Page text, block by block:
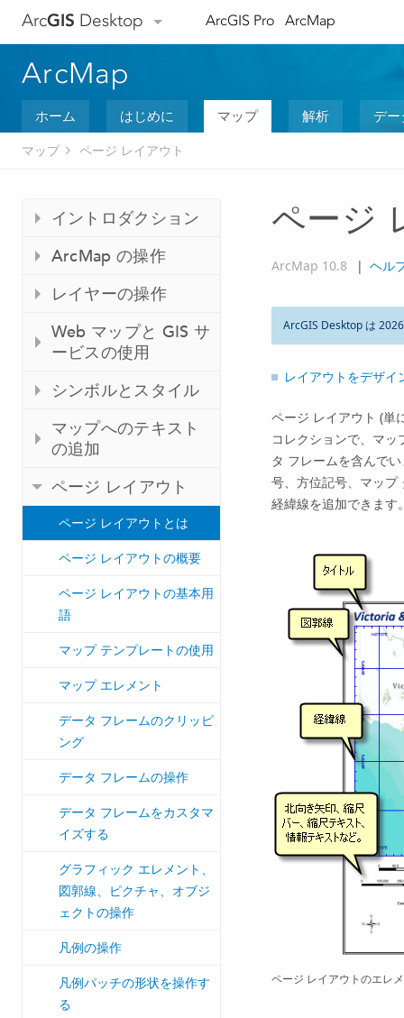
ArcGIS Desktop ArcGIS Pro ArcMap
ArcMap
ホーム はじめに マップ 解析 デ
マップ ページ レイアウト
イントロダクション
ArcMap の操作
レイヤーの操作
Web マップと GIS サ
ービスの使用
シンボルとスタイル
マップへのテキスト
の追加
ページ レイアウト
ページ レイアウトとは
ページ レイアウトの概要
ページ レイアウトの基本用
語
マップ テンプレートの使用
マップ エレメント
データ フレームのクリッピ
ング
データ フレームの操作
データ フレームをカスタマ
イズする
グラフィック エレメント、
図郭線、ピクチャ、オブジ
ェクトの操作
凡例の操作
凡例パッチの形状を操作す
る
ページ
ArcMap 10.8 | ヘル
ArcGIS Desktop は
レイアウトをデザイ
ページ レイアウト (単
コレクションで、マ
タ フレームを含んで
号、方位記号、マップ
経緯線を追加できます
ページ レイアウトのエレ